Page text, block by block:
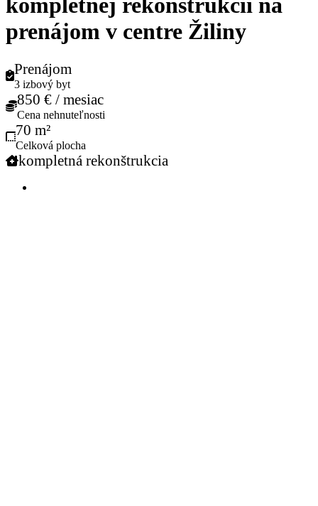
prenájom v centre Žiliny
Prenájom
3 izbový byt
850 € / mesiac
Cena nehnuteľnosti
70 m²
Celková plocha
kompletná rekonštrukcia